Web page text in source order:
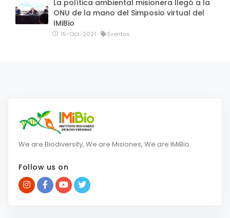
La política ambiental misionera llegó a la
ONU de la mano del Simposio virtual del
IMiBio
15-Oct-2021 Eventos
We are Biodiversity, We are Misiones, We are IMiBio.
Follow us on